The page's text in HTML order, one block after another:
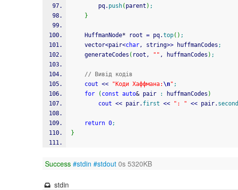
        pq.
push( parent ) ;
}
    HuffmanNode
* root = pq.top( ) ;
    vector
<pair<char, string>> huffmanCodes ;
    generateCodes
( root, "" , huffmanCodes ) ;
// Вивід кодів
cout << "Коди Хаффмана:\n" ;
for
( const auto& pair : huffmanCodes )
cout << pair. first << ": " << pair. second
return 0;
}
Success #stdin #stdout 0s 5320KB
stdin